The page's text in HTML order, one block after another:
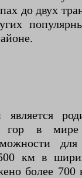
до двух
является
гор в мире
км в
более 700